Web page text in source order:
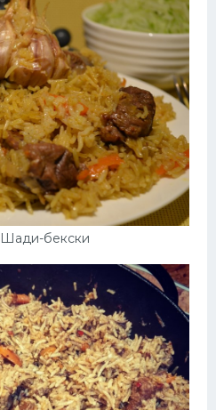
бекски